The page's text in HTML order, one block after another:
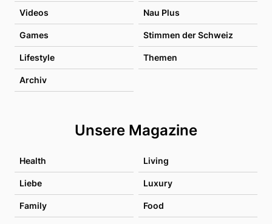
Videos Nau Plus
Games Stimmen der Schweiz
Lifestyle Themen
Archiv
Unsere Magazine
Health Living
Liebe Luxury
Family Food